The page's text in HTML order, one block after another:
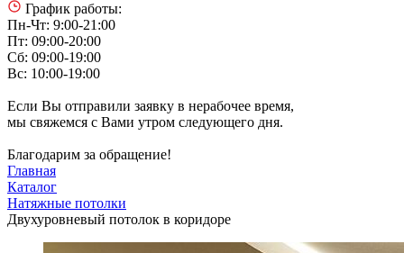
График работы:
Пн-Чт: 9:00-21:00
Пт: 09:00-20:00
Сб: 09:00-19:00
Вс: 10:00-19:00
Если Вы отправили заявку в нерабочее время,
мы свяжемся с Вами утром следующего дня.
Благодарим за обращение!
Главная
Каталог
Натяжные потолки
Двухуровневый потолок в коридоре